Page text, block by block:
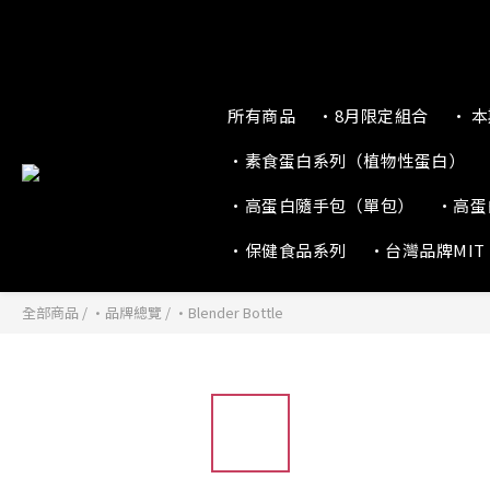
所有商品 •8月限定組合
•
•素食蛋白系列（植物性蛋白）
•高蛋白隨手包（單包）
•高
•保健食品系列
•台灣品牌MIT
全部商品 / •品牌總覽 / •Blender Bottle